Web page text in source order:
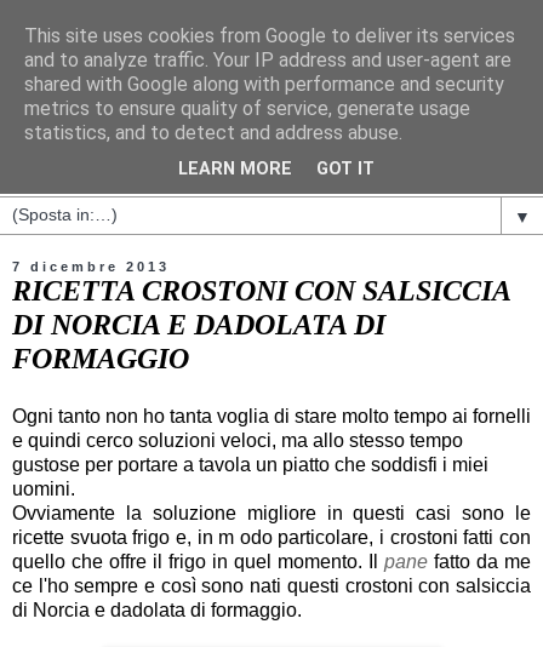
▼
7 dicembre 2013
RICETTA CROSTONI CON SALSICCIA
DI NORCIA E DADOLATA DI
FORMAGGIO
Ogni tanto non ho tanta voglia di stare molto tempo ai fornelli
e quindi cerco soluzioni veloci, ma allo stesso tempo
gustose per portare a tavola un piatto che soddisfi i miei
uomini.
Ovviamente la soluzione migliore in questi casi sono le
ricette svuota frigo e, in m odo particolare, i crostoni fatti con
quello che offre il frigo in quel momento. Il pane fatto da me
ce l'ho sempre e così sono nati questi crostoni con salsiccia
di Norcia e dadolata di formaggio.
This site uses cookies from Google to deliver its services
and to analyze traffic. Your IP address and user-agent are
shared with Google along with performance and security
metrics to ensure quality of service, generate usage
statistics, and to detect and address abuse.
LEARN MORE GOT IT